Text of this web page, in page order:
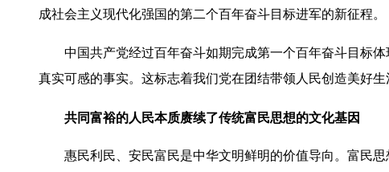
成社会主义现代化强国的第二个百年奋斗目标进军的新征程。
中国共产党经过百年奋斗如期完成第一个百年奋斗目标
真实可感的事实。这标志着我们党在团结带领人民创造美好
共同富裕的人民本质赓续了传统富民思想的文化基因
惠民利民、安民富民是中华文明鲜明的价值导向。富民